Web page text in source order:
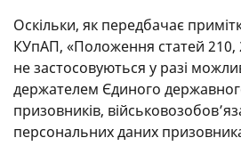
Оскільки, як передбачає
КУпАП, «Положення статей 210,
не застосовуються у разі
держателем Єдиного
призовників,
персональних даних